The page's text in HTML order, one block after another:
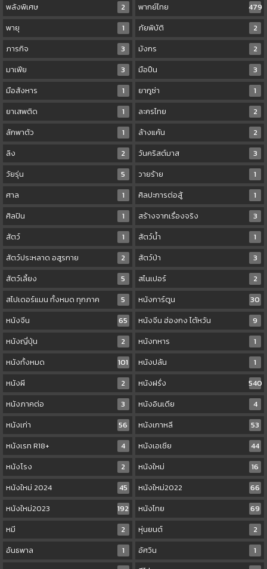
พลังพิเศษ
2 พากย์ไทย
479
พายุ
1 ภัยพิบัติ
2
ภารกิจ
3 มังกร
2
มาเฟีย
3 มือปืน
3
มือสังหาร
1 ยากูซ่า
1
ยาเสพติด
1 ละครไทย
2
ลักพาตัว
1 ล้างแค้น
2
ลิง
2 วันคริสต์มาส
3
วัยรุ่น
5 วายร้าย
1
ศาล
1 ศิลปะการต่อสู้
1
ศิลปิน
1 สร้างจากเรื่องจริง
3
สัตว์
1 สัตว์น้ำ
1
สัตว์ประหลาด อสูรกาย
2 สัตว์ป่า
3
สัตว์เลี้ยง
5 สไนเปอร์
2
สไปเดอร์แมน ทั้งหมด ทุกภาค
5 หนังการ์ตูน
30
หนังจีน
65 หนังจีน ฮ่องกง ไต้หวัน
9
หนังญี่ปุ่น
2 หนังทหาร
1
หนังทั้งหมด
101 หนังปล้น
1
หนังผี
2 หนังฝรั่ง
540
หนังภาคต่อ
3 หนังอินเดีย
4
หนังเก่า
56 หนังเกาหลี
53
หนังเรท R18+
4 หนังเอเชีย
44
หนังโรง
2 หนังใหม่
16
หนังใหม่ 2024
45 หนังใหม่2022
66
หนังใหม่2023
192 หนังไทย
69
หมี
2 หุ่นยนต์
2
อันธพาล
1 อัศวิน
1